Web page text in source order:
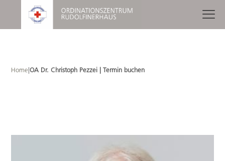
Home OA Dr. Christoph Pezzei | Termin buchen